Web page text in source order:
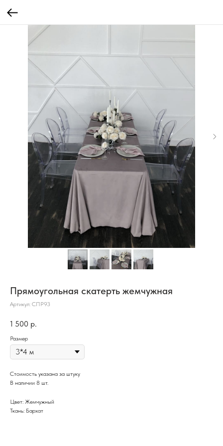
Прямоугольная скатерть жемчужная
Артикул: СПР93
1 500 р.
Размер
Стоимость указана за штуку
В наличии 8 шт.
Цвет: Жемчужный
Ткань: Бархат